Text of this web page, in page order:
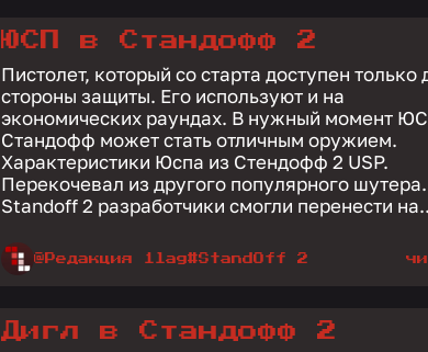
ЮСП в Стандофф 2
Пистолет, который со старта доступен только
стороны защиты. Его используют и на
экономических раундах. В нужный момент
Стандофф может стать отличным оружием.
Характеристики Юспа из Стендофф 2 USP.
Перекочевал из другого популярного
Standoff 2 разработчики смогли перенести
@Редакция 1lag#StandOff 2
Дигл в Стандофф 2